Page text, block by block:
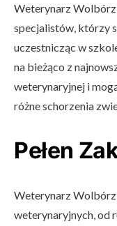
Weterynarz Wolbórz
specjalistów, którzy
uczestnicząc w
na bieżąco z
weterynaryjnej i
różne schorzenia
Pełen
Weterynarz Wolbórz
weterynaryjnych, od